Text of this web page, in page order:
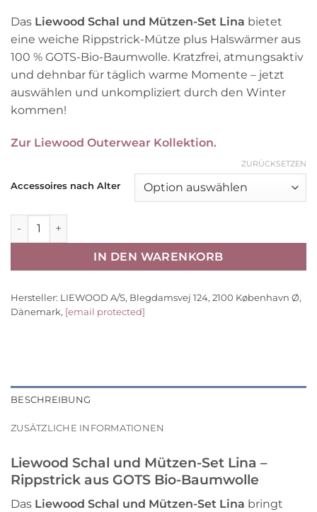
Das Liewood Schal und Mützen-Set Lina bietet
eine weiche Rippstrick-Mütze plus Halswärmer aus
100 % GOTS-Bio-Baumwolle. Kratzfrei, atmungsaktiv
und dehnbar für täglich warme Momente – jetzt
auswählen und unkompliziert durch den Winter
kommen!
Zur Liewood Outerwear Kollektion.
Accessoires nach Alter
ZURÜCKSETZEN
Liewood Schal und Mützen-Set Lina „Sandy“ Gr. 1-10 Jahre
IN DEN WARENKORB
Hersteller: LIEWOOD A/S, Blegdamsvej 124, 2100 København Ø,
Dänemark, [email protected]
BESCHREIBUNG
ZUSÄTZLICHE INFORMATIONEN
Liewood Schal und Mützen-Set Lina –
Rippstrick aus GOTS Bio-Baumwolle
Das Liewood Schal und Mützen-Set Lina bringt